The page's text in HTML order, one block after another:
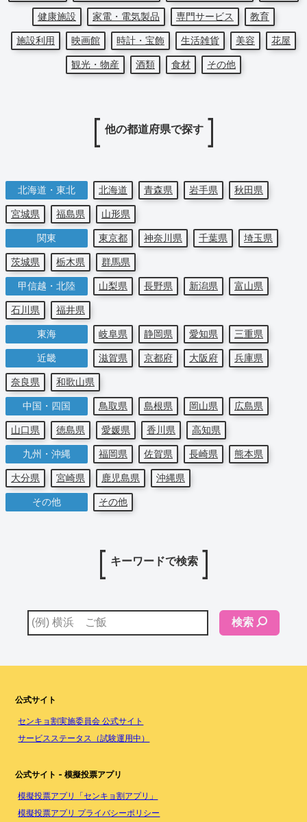
健康施設
家電・電気製品 専門サービス
教育
施設利用
映画館 時計・宝飾 生活雑貨 美容
花屋
観光・物産
酒類 食材 その他
他の都道府県で探す
北海道・東北 北海道 青森県 岩手県
秋田県
宮城県
福島県
山形県
関東
東京都 神奈川県 千葉県
埼玉県
茨城県
栃木県
群馬県
甲信越・北陸
山梨県 長野県 新潟県
富山県
石川県
福井県
東海
岐阜県 静岡県 愛知県
三重県
近畿
滋賀県 京都府 大阪府
兵庫県
奈良県
和歌山県
中国・四国
鳥取県 島根県 岡山県
広島県
山口県
徳島県 愛媛県 香川県
高知県
九州・沖縄
福岡県 佐賀県 長崎県
熊本県
大分県
宮崎県 鹿児島県
沖縄県
その他
その他
キーワードで検索
検索
公式サイト
センキョ割実施委員会 公式サイト
サービスステータス（試験運用中）
公式サイト - 模擬投票アプリ
模擬投票アプリ「センキョ割アプリ」
模擬投票アプリ プライバシーポリシー